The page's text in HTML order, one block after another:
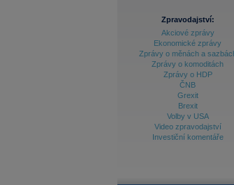
Zpravodajství:
Akciové zprávy
Ekonomické zprávy
Zprávy o měnách a
Zprávy o komoditách
Zprávy o HDP
ČNB
Grexit
Brexit
Volby v USA
Video zpravodajství
Investiční komentáře